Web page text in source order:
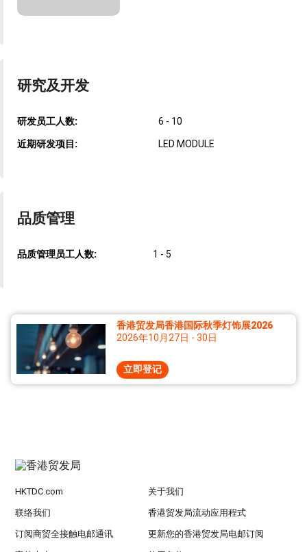
研究及开发
研发员工人数: 6 - 10
近期研发项目: LED MODULE
品质管理
品质管理员工人数: 1 - 5
香港贸发局香港国际秋季灯饰展2026
2026年10月27日 - 30日
立即登记
HKTDC.com 关于我们
联络我们 香港贸发局流动应用程式
订阅商贸全接触电邮通讯 更新您的香港贸发局电邮订阅